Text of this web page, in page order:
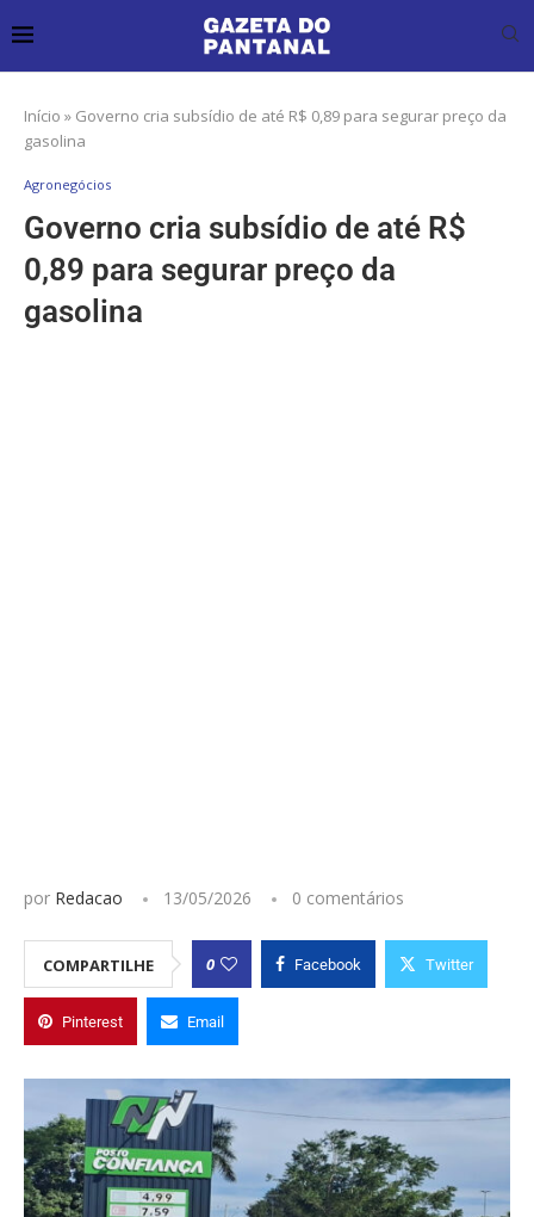
Início » Governo cria subsídio de até R$ 0,89 para segurar preço da
gasolina
Agronegócios
Governo cria subsídio de até R$
0,89 para segurar preço da
gasolina
por Redacao 13/05/2026 0 comentários
COMPARTILHE 0 Facebook Twitter
Pinterest Email